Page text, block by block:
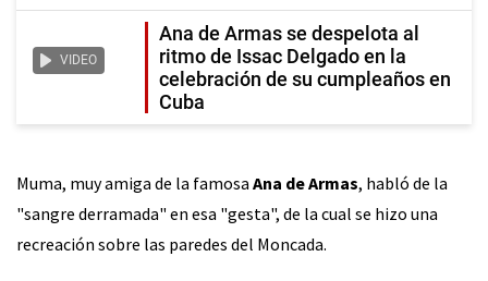
VIDEO
Ana de Armas se despelota al
ritmo de Issac Delgado en la
celebración de su cumpleaños en
Cuba
Muma, muy amiga de la famosa Ana de Armas, habló de la
"sangre derramada" en esa "gesta", de la cual se hizo una
recreación sobre las paredes del Moncada.